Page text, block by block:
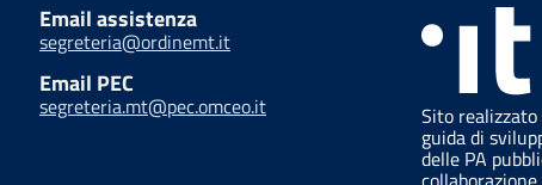
Email assistenza
segreteria@ordinemt.it
Email PEC
segreteria.mt@pec.omceo.it Sito
guida di
delle PA